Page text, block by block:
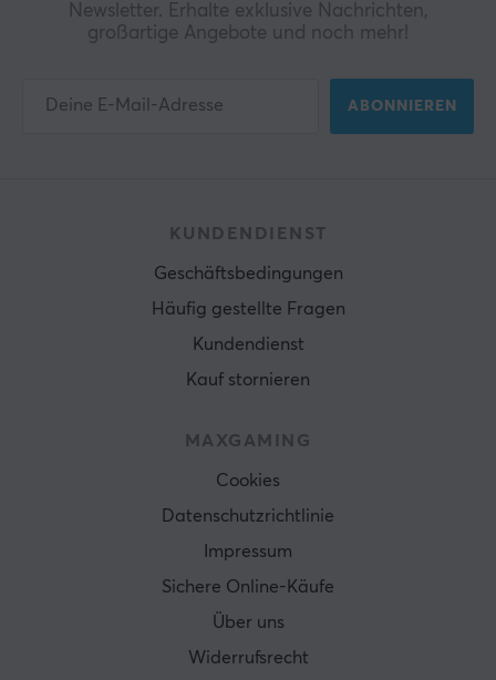
Newsletter. Erhalte exklusive Nachrichten,
großartige Angebote und noch mehr!
ABONNIEREN
KUNDENDIENST
Geschäftsbedingungen
Häufig gestellte Fragen
Kundendienst
Kauf stornieren
MAXGAMING
Cookies
Datenschutzrichtlinie
Impressum
Sichere Online-Käufe
Über uns
Widerrufsrecht